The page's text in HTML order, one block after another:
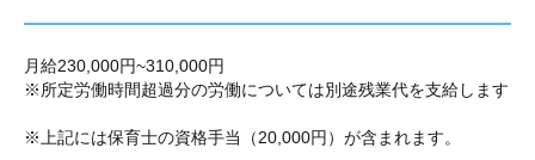
月給230,000円~310,000円
※所定労働時間超過分の労働については別途残業代を支給します
※上記には保育士の資格手当（20,000円）が含まれます。